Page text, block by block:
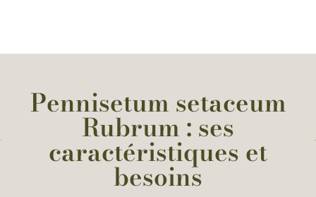
Pennisetum setaceum
Rubrum : ses
caractéristiques et
besoins